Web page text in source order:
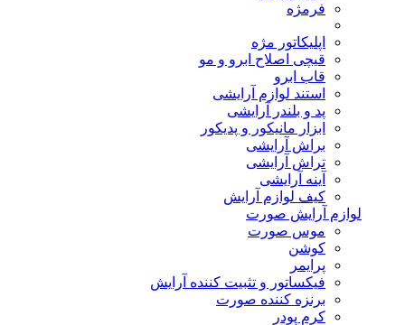
فرمژه
اپلیکاتور مژه
قیچی اصلاح ابرو و مو
قاب ابرو
استند لوازم آرایشی
پد و بلندر آرایشی
ابزار مانیکور و پدیکور
براش آرایشی
تراش آرایشی
آینه آرایشی
کیف لوازم آرایش
لوازم آرایش صورت
موس صورت
کوشن
پرایمر
فیکساتور و تثبیت کننده آرایش
برنزه کننده صورت
کرم پودر